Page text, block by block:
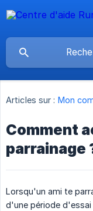
Articles sur : Mon
Comment
parrainage
Lorsqu'un ami te
d'une période